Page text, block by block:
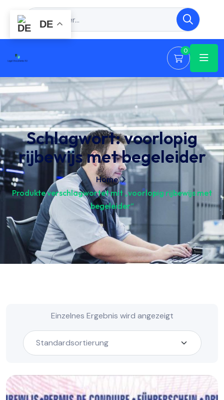
0
Schlagwort:voorlopig
rijbewijs met begeleider
Home
Produkte verschlagwortet mit „voorlopig rijbewijs met
begeleider“
Einzelnes Ergebnis wird angezeigt
DE